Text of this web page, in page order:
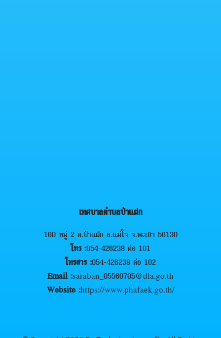
เทศบาลตำบลป่าแฝก
160 หมู่ 2 ต.ป่าแฝก อ.แม่ใจ จ.พะเยา 56130
โทร :054-426238 ต่อ 101
โทรสาร :054-426238 ต่อ 102
Email :saraban_05560705@dla.go.th
Website :https://www.phafaek.go.th/